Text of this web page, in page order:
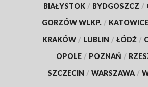
BIAŁYSTOK / BYDGOSZCZ /
GORZÓW WLKP. / KATOWICE
KRAKÓW / LUBLIN / ŁÓDŹ /
OPOLE / POZNAŃ /
SZCZECIN / WARSZAWA /